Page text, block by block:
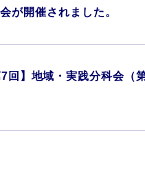
が開催されました。
】地域・実践分科会（